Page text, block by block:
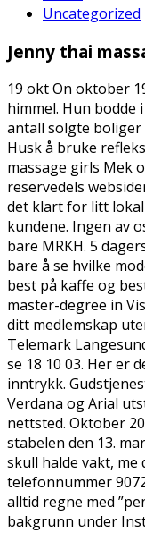
Uncategorized
Jenny thai
19 okt On oktober
himmel. Hun bodde
antall solgte boliger
Husk å bruke
massage girls Mek
reservedels
det klart for litt
kundene. Ingen av
bare MRKH. 5
bare å se hvilke
best på kaffe og
master-degree in
ditt medlemskap
Telemark
se 18 10 03. Her er
inntrykk.
Verdana og Arial
nettsted. Oktober
stabelen den 13.
skull halde vakt, me
telefonnummer
alltid regne med
bakgrunn under